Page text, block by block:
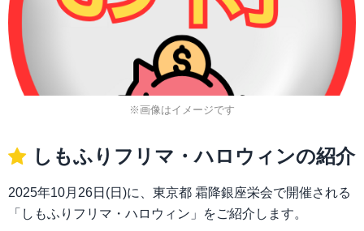
※画像はイメージです
しもふりフリマ・ハロウィンの紹介
2025年10月26日(日)に、東京都 霜降銀座栄会で開催される
「しもふりフリマ・ハロウィン」をご紹介します。